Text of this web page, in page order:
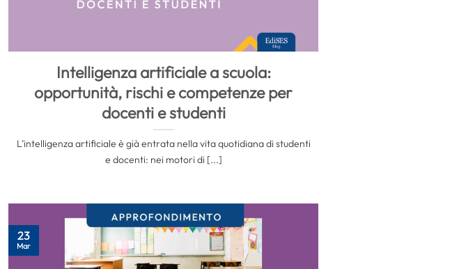
Intelligenza artificiale a scuola:
opportunità, rischi e competenze per
docenti e studenti
L’intelligenza artificiale è già entrata nella vita quotidiana di studenti
e docenti: nei motori di [...]
23
Mar